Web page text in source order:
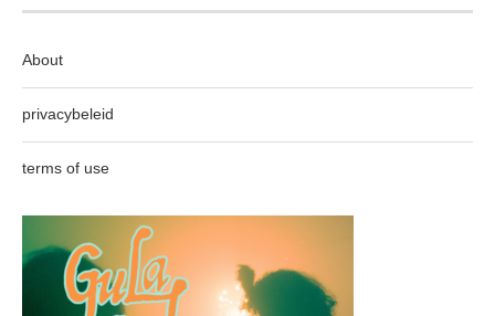
About
privacybeleid
terms of use